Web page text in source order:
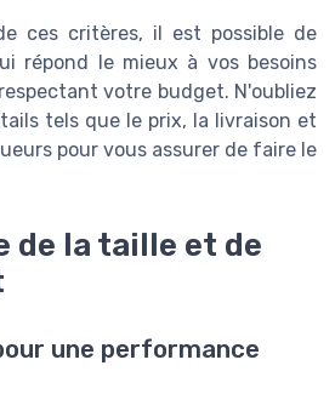
ces critères, il est possible de
répond le mieux à vos besoins
votre budget. N'oubliez
tels que le prix, la livraison et
pour vous assurer de faire le
de la taille et de
une performance